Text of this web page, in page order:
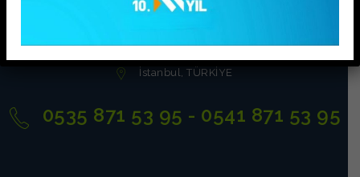
İstanbul, TÜRKİYE
0535 871 53 95 - 0541 871 53 95